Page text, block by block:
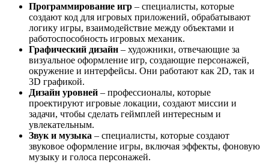
Программирование игр – специалисты, которые
создают код для игровых приложений, обрабатывают
логику игры, взаимодействие между объектами и
работоспособность игровых механик.
Графический дизайн – художники, отвечающие за
визуальное оформление игр, создающие персонажей,
окружение и интерфейсы. Они работают как 2D, так и
3D графикой.
Дизайн уровней – профессионалы, которые
проектируют игровые локации, создают миссии и
задачи, чтобы сделать геймплей интересным и
увлекательным.
Звук и музыка – специалисты, которые создают
звуковое оформление игры, включая эффекты, фоновую
музыку и голоса персонажей.